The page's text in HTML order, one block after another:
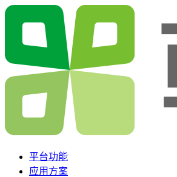
平台功能
应用方案